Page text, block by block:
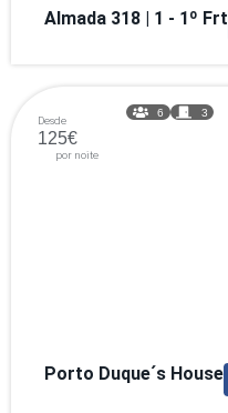
Almada 318 | 1 - 1º Frt
Desde
125€
por noite
6 3
Porto Duque´s House